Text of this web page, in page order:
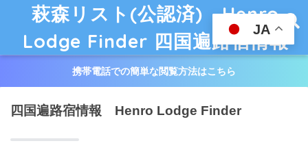
萩森リスト(公認済) Henro
Lodge Finder 四国遍路宿情報
携帯電話での簡単な閲覧方法はこちら
四国遍路宿情報 Henro Lodge Finder
JA